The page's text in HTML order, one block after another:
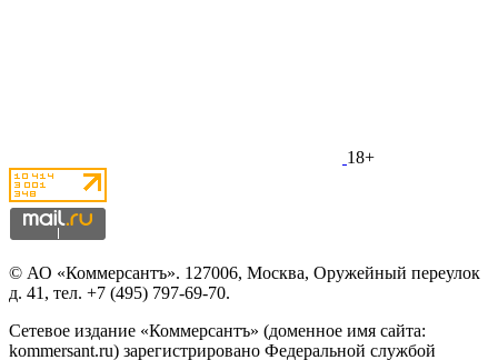
18+
© АО «Коммерсантъ». 127006, Москва, Оружейный переулок
д. 41, тел. +7 (495) 797-69-70.
Сетевое издание «Коммерсантъ» (доменное имя сайта:
kommersant.ru) зарегистрировано Федеральной службой